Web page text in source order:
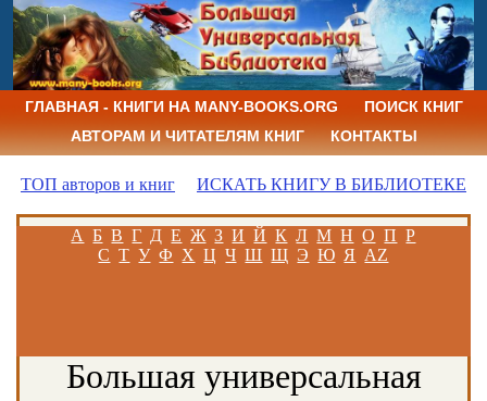
ГЛАВНАЯ - КНИГИ НА MANY-BOOKS.ORG
ПОИСК КНИГ
АВТОРАМ И ЧИТАТЕЛЯМ КНИГ
КОНТАКТЫ
ТОП авторов и книг ИСКАТЬ КНИГУ В БИБЛИОТЕКЕ
А Б В Г Д Е Ж З И Й К Л М Н О П Р
С Т У Ф Х Ц Ч Ш Щ Э Ю Я AZ
Большая универсальная